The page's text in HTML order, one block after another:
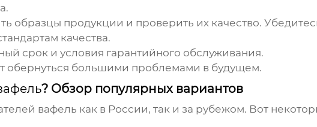
образцы продукции и проверить их качество.
качества.
срок и условия гарантийного обслуживания.
обернуться большими проблемами в будущем.
? Обзор популярных вариантов
вафель как в России, так и за рубежом. Вот